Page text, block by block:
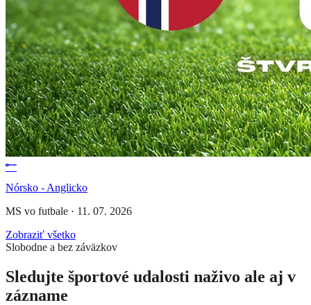
Nórsko - Anglicko
MS vo futbale · 11. 07. 2026
Zobraziť všetko
Slobodne a bez záväzkov
Sledujte športové udalosti naživo ale aj v
zázname